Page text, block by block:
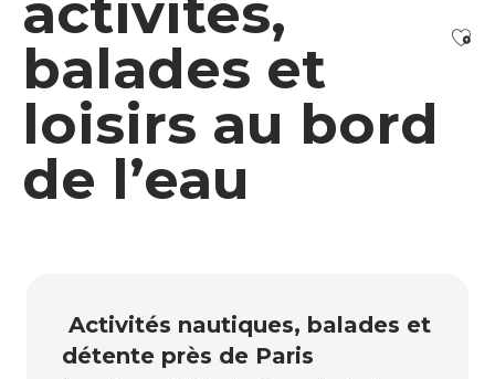
activités,
balades et
loisirs au bord
de l’eau
Activités nautiques, balades et
détente près de Paris